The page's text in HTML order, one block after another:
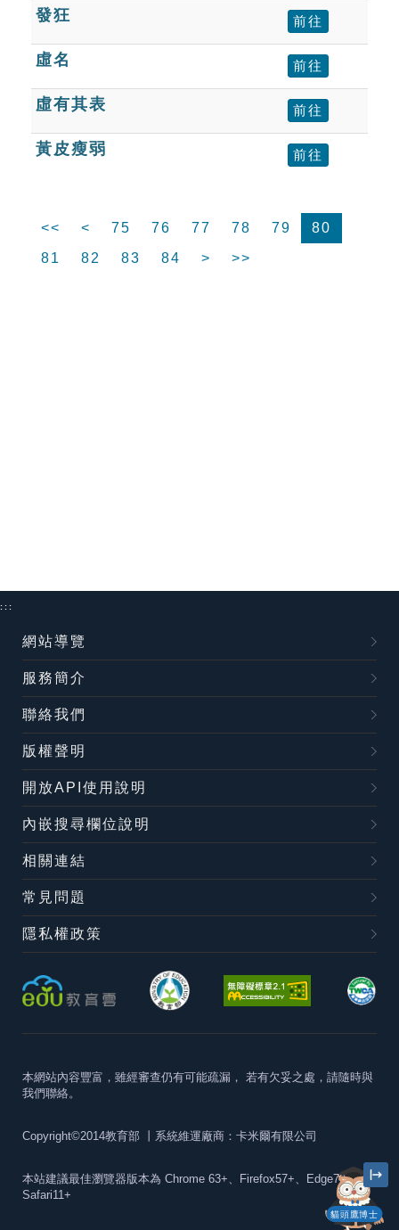
發狂 前往
虛名 前往
虛有其表 前往
黃皮瘦弱 前往
<< < 75 76 77 78 79
80
81
82 83 84 > >>
貓頭鷹博士
:::
網站導覽
服務簡介
聯絡我們
版權聲明
開放API使用說明
內嵌搜尋欄位說明
相關連結
常見問題
隱私權政策
本網站內容豐富，雖經審查仍有可能疏漏， 若有欠妥之處，請隨時與
我們聯絡。
Copyright©2014教育部 丨系統維運廠商：卡米爾有限公司
本站建議最佳瀏覽器版本為 Chrome 63+、Firefox57+、Edge79+及
Safari11+